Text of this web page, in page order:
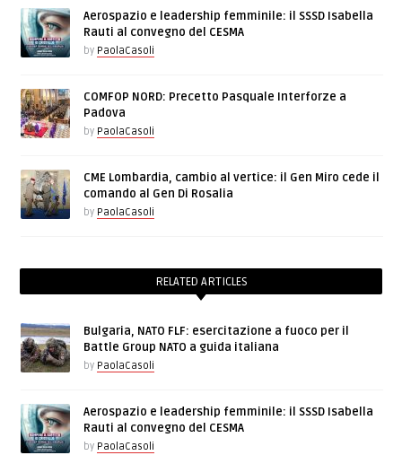
Aerospazio e leadership femminile: il SSSD Isabella
Rauti al convegno del CESMA
by PaolaCasoli
COMFOP NORD: Precetto Pasquale Interforze a
Padova
by PaolaCasoli
CME Lombardia, cambio al vertice: il Gen Miro cede il
comando al Gen Di Rosalia
by PaolaCasoli
RELATED ARTICLES
Bulgaria, NATO FLF: esercitazione a fuoco per il
Battle Group NATO a guida italiana
by PaolaCasoli
Aerospazio e leadership femminile: il SSSD Isabella
Rauti al convegno del CESMA
by PaolaCasoli